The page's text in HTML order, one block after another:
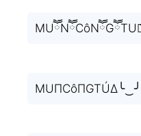
MUΠCôΠGTÚΔ╰‿╯